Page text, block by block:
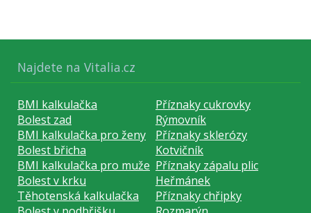
Najdete na Vitalia.cz
BMI kalkulačka
Příznaky cukrovky
Bolest zad
Rýmovník
BMI kalkulačka pro ženy
Příznaky sklerózy
Bolest břicha
Kotvičník
BMI kalkulačka pro muže Příznaky zápalu plic
Bolest v krku
Heřmánek
Těhotenská kalkulačka
Příznaky chřipky